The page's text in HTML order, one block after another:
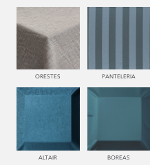
448 CAZADOR
ORESTES PANTELERIA
ALTAIR BOREAS